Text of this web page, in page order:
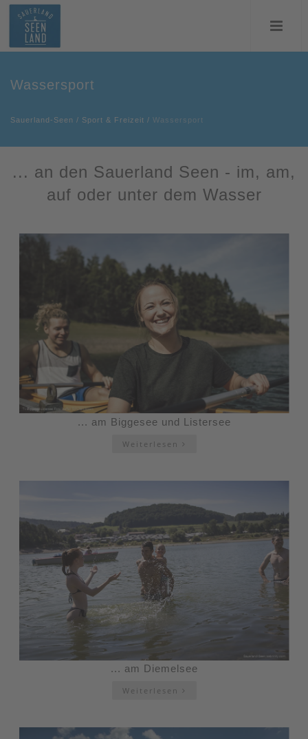
Wassersport
Sauerland-Seen / Sport & Freizeit / Wassersport
... an den Sauerland Seen - im, am,
auf oder unter dem Wasser
... am Biggesee und Listersee
Weiterlesen
... am Diemelsee
Weiterlesen